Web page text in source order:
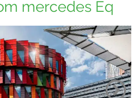
mercedes Eq